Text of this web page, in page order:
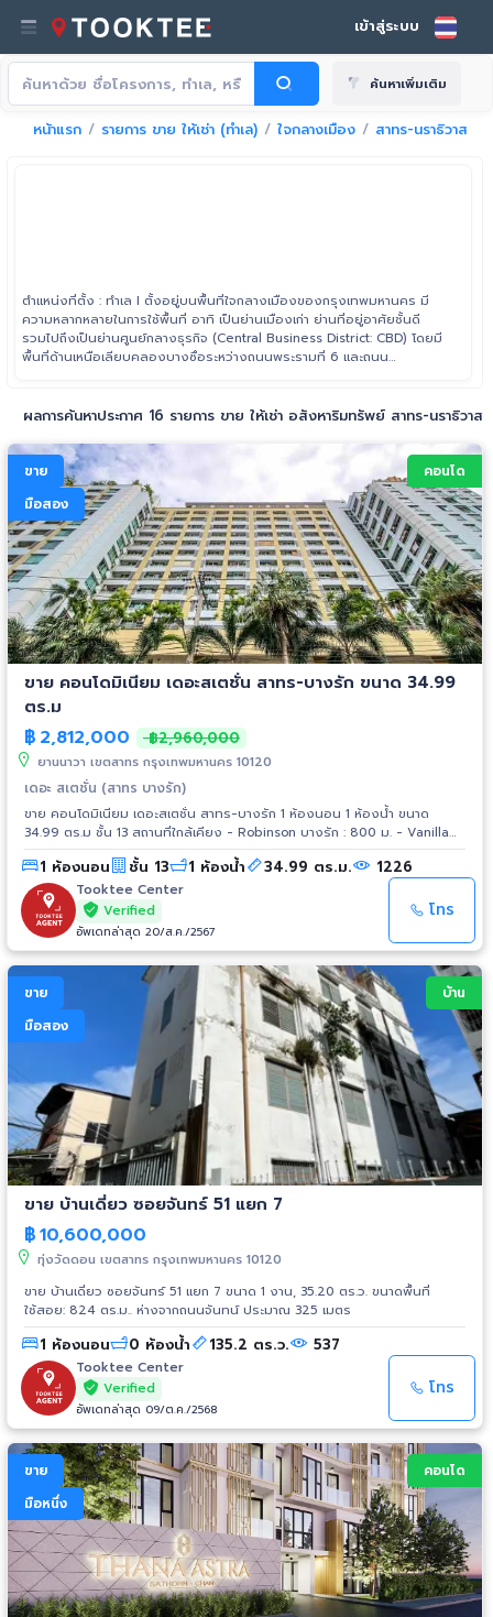
เข้าสู่ระบบ
ค้นหาเพิ่มเติม
หน้าแรก รายการ ขาย ให้เช่า (ทำเล) ใจกลางเมือง สาทร-นราธิวาส
ตำแหน่งที่ตั้ง : ทำเล I ตั้งอยู่บนพื้นที่ใจกลางเมืองของกรุงเทพมหานคร มี
ความหลากหลายในการใช้พื้นที่ อาทิ เป็นย่านเมืองเก่า ย่านที่อยู่อาศัยชั้นดี
รวมไปถึงเป็นย่านศูนย์กลางธุรกิจ (Central Business District: CBD) โดยมี
พื้นที่ด้านเหนือเลียบคลองบางซื่อระหว่างถนนพระรามที่ 6 และถนน
มหาราชวัง ไปจรดฝั่งจะวันออกเลียบทางพิเศษเฉลิมรัช เขตวัฒนา
ผลการค้นหาประกาศ 16 รายการ ขาย ให้เช่า อสังหาริมทรัพย์ สาทร-นราธิวาส
ขาย
มือสอง
คอนโด
ขาย คอนโดมิเนียม เดอะสเตชั่น สาทร-บางรัก ขนาด 34.99
ตร.ม
฿ 2,812,000 ฿2,960,000
ยานนาวา เขตสาทร กรุงเทพมหานคร 10120
เดอะ สเตชั่น (สาทร บางรัก)
ขาย คอนโดมิเนียม เดอะสเตชั่น สาทร-บางรัก 1 ห้องนอน 1 ห้องน้ำ ขนาด
34.99 ตร.ม ชั้น 13 สถานที่ใกล้เคียง - Robinson บางรัก : 800 ม. - Vanilla
Moon : 1.4 กม. - Asiatique The Riverfront : 1.5 กม. - Tops สะพาน 3 : 2
กม. - Sena Fest เจริญนคร : 3.3 กม. - Makro สาทร : 3.5 กม. - Tree On 3 :
3.6 กม. - Central Plaza พระราม 3 : 3.8 กม. - Lotus พระราม 3 : 4.3 กม.
1 ห้องนอน ชั้น 13 1 ห้องน้ำ 34.99 ตร.ม. 1226
Tooktee Center
Verified
อัพเดทล่าสุด 20/ส.ค./2567
โทร
ขาย
มือสอง
บ้าน
ขาย บ้านเดี่ยว ซอยจันทร์ 51 แยก 7
฿10,600,000
ทุ่งวัดดอน เขตสาทร กรุงเทพมหานคร 10120
ขาย บ้านเดี่ยว ซอยจันทร์ 51 แยก 7 ขนาด 1 งาน, 35.20 ตร.ว. ขนาดพื้นที่
ใช้สอย: 824 ตร.ม.. ห่างจากถนนจันทน์ ประมาณ 325 เมตร
1 ห้องนอน 0 ห้องน้ำ 135.2 ตร.ว. 537
Tooktee Center
Verified
อัพเดทล่าสุด 09/ต.ค./2568
โทร
ขาย
มือหนึ่ง
คอนโด